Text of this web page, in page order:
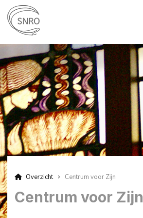
Overzicht Centrum voor Zijn
Centrum voor Zijn